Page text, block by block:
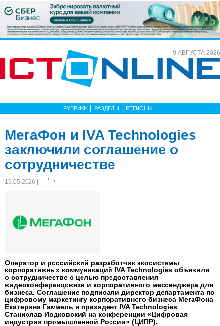
9 АВГУСТА 2026
РУБРИКИ РАЗДЕЛЫ РЕГИОНЫ
МегаФон и IVA Technologies
заключили соглашение о
сотрудничестве
19.05.2026 |
Оператор и российский разработчик экосистемы
корпоративных коммуникаций IVA Technologies объявили
о сотрудничестве с целью предоставления
видеоконференцсвязи и корпоративного мессенджера для
бизнеса. Соглашение подписали директор департамента по
цифровому маркетингу корпоративного бизнеса МегаФона
Екатерина Гаммель и президент IVA Technologies
Станислав Иодковский на конференции «Цифровая
индустрия промышленной России» (ЦИПР).